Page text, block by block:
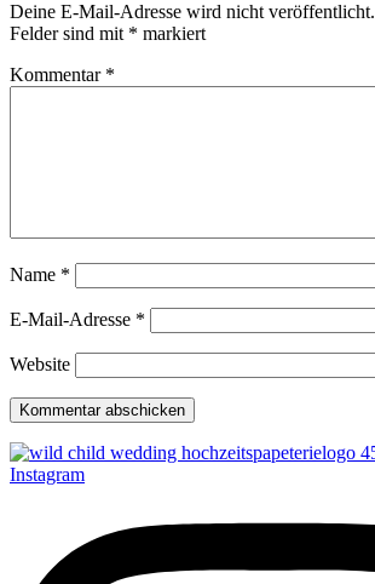
Deine E-Mail-Adresse wird nicht veröffentlicht.
Felder sind mit * markiert
Kommentar *
Name *
E-Mail-Adresse *
Website
Instagram